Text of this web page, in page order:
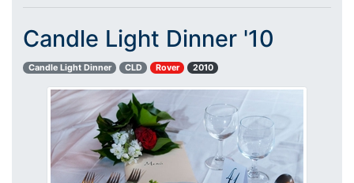
Candle Light Dinner '10
Candle Light Dinner CLD Rover 2010